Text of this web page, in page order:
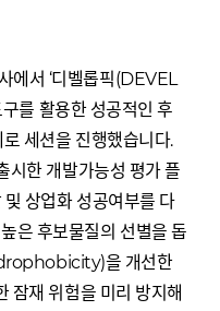
에서 ‘디벨롭픽(DEVEL
를 활용한 성공적인 후
로 세션을 진행했습니다.
시한 개발가능성 평가 플
상업화 성공여부를 다
은 후보물질의 선별을 돕
을 개선한
잠재 위험을 미리 방지해